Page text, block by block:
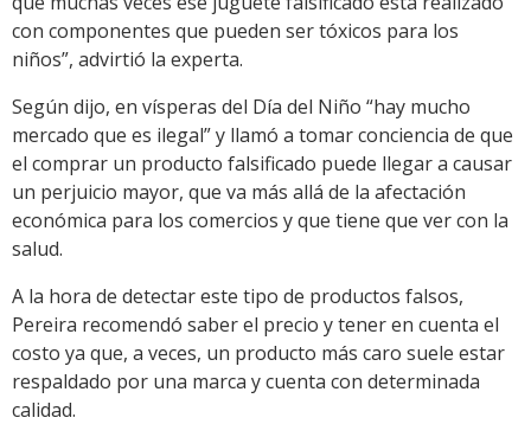
con componentes que pueden ser tóxicos para los
niños”, advirtió la experta.
Según dijo, en vísperas del Día del Niño “hay mucho
mercado que es ilegal” y llamó a tomar conciencia de que
el comprar un producto falsificado puede llegar a causar
un perjuicio mayor, que va más allá de la afectación
económica para los comercios y que tiene que ver con la
salud.
A la hora de detectar este tipo de productos falsos,
Pereira recomendó saber el precio y tener en cuenta el
costo ya que, a veces, un producto más caro suele estar
respaldado por una marca y cuenta con determinada
calidad.